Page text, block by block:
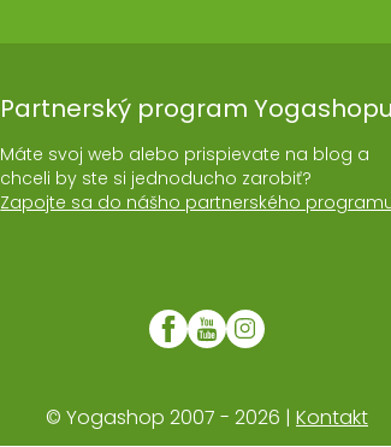
Partnerský program Yogashopu
Máte svoj web alebo prispievate na blog a
chceli by ste si jednoducho zarobiť?
Zapojte sa do nášho partnerského
© Yogashop 2007 - 2026 | Kontakt